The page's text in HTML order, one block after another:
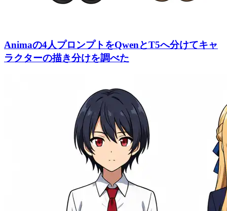
Animaの4人プロンプトをQwenとT5へ分けてキャ
ラクターの描き分けを調べた